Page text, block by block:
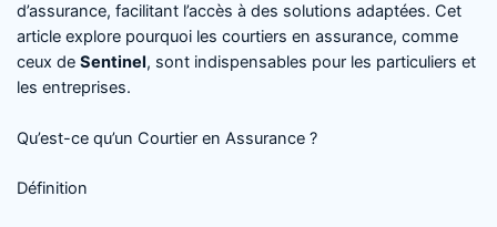
d’assurance, facilitant l’accès à des solutions adaptées. Cet
article explore pourquoi les courtiers en assurance, comme
ceux de Sentinel, sont indispensables pour les particuliers et
les entreprises.
Qu’est-ce qu’un Courtier en Assurance ?
Définition